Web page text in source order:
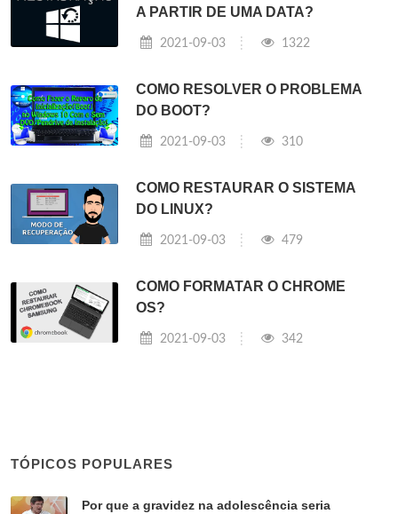
A PARTIR DE UMA DATA?
2021-09-03 1322
COMO RESOLVER O PROBLEMA
DO BOOT?
2021-09-03 310
COMO RESTAURAR O SISTEMA
DO LINUX?
2021-09-03 479
COMO FORMATAR O CHROME
OS?
2021-09-03 342
TÓPICOS POPULARES
Por que a gravidez na adolescência seria